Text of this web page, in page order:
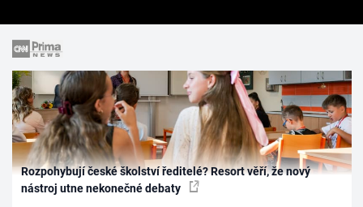
Rozpohybují české školství ředitelé? Resort věří, že nový
nástroj utne nekonečné debaty